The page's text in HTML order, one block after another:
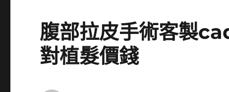
腹部拉皮手術客製
對植髮價錢